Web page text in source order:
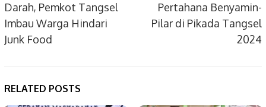
Darah, Pemkot Tangsel
Imbau Warga Hindari
Junk Food
Pertahana Benyamin-
Pilar di Pikada Tangsel
2024
RELATED POSTS